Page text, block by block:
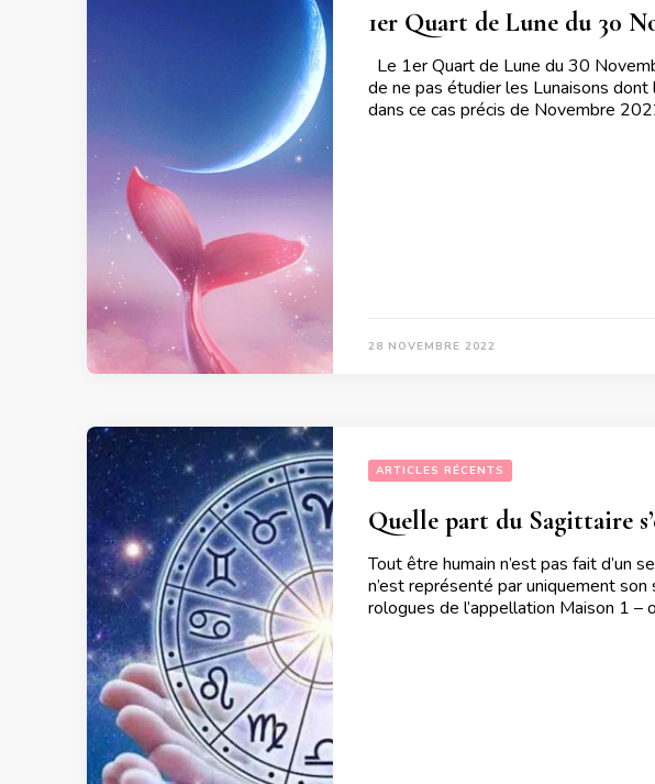
1er Quart de Lune du 30
Le 1er Quart de Lune du 30
de ne pas étudier les Lunaisons dont
dans ce cas précis de Novembre
28 NOVEMBRE 2022
ARTICLES RÉCENTS
Quelle part du Sagittaire
Tout être humain n’est pas fait d’un
n’est représenté par uniquement
rologues de l’appellation Maison 1 –